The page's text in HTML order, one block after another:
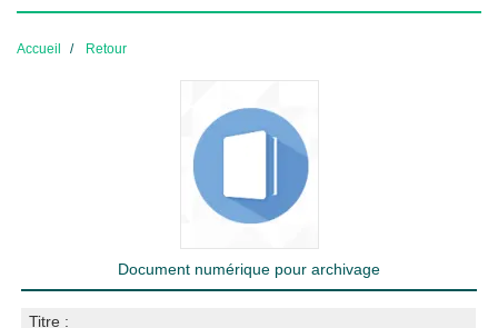
Accueil Retour
Document numérique pour archivage
Titre :